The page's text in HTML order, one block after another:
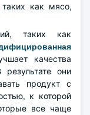
как мясо,
таких как
качества
они
продукт с
к которой
все чаще